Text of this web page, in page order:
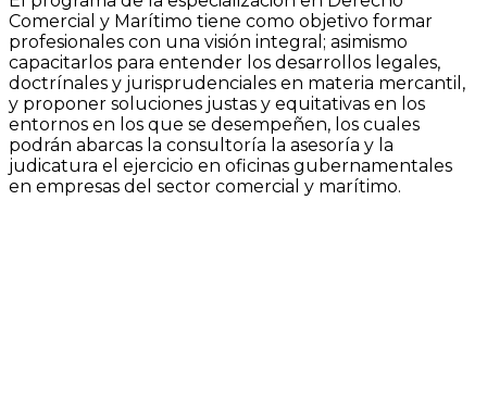
Comercial y Marítimo tiene como objetivo formar
profesionales con una visión integral; asimismo
capacitarlos para entender los desarrollos legales,
doctrínales y jurisprudenciales en materia mercantil,
y proponer soluciones justas y equitativas en los
entornos en los que se desempeñen, los cuales
podrán abarcas la consultoría la asesoría y la
judicatura el ejercicio en oficinas gubernamentales
en empresas del sector comercial y marítimo.